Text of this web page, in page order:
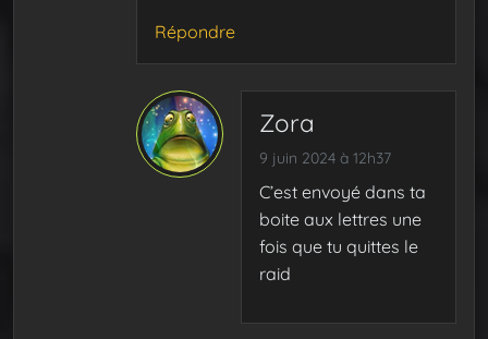
Répondre
Zora
9 juin 2024 à 12h37
C’est envoyé dans ta
boite aux lettres une
fois que tu quittes le
raid